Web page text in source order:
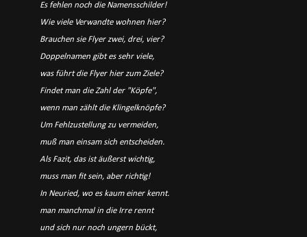
Es fehlen noch die Namensschilder!
Wie viele Verwandte wohnen hier?
Brauchen sie Flyer zwei, drei, vier?
Doppelnamen gibt es sehr viele,
was führt die Flyer hier zum Ziele?
Findet man die Zahl der "Köpfe",
wenn man zählt die Klingelknöpfe?
Um Fehlzustellung zu vermeiden,
muß man einsam sich entscheiden.
Als Fazit, das ist äußerst wichtig,
muss man fit sein, aber richtig!
In Neuried, wo es kaum einer kennt.
man manchmal in die Irre rennt
und sich nur noch ungern bückt,